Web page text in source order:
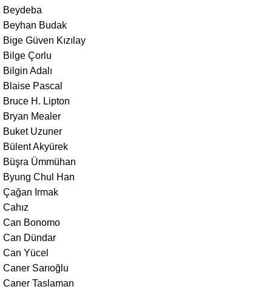
Beydeba
Beyhan Budak
Bige Güven Kızılay
Bilge Çorlu
Bilgin Adalı
Blaise Pascal
Bruce H. Lipton
Bryan Mealer
Buket Uzuner
Bülent Akyürek
Büşra Ümmühan
Byung Chul Han
Çağan Irmak
Cahız
Can Bonomo
Can Dündar
Can Yücel
Caner Sarıoğlu
Caner Taslaman